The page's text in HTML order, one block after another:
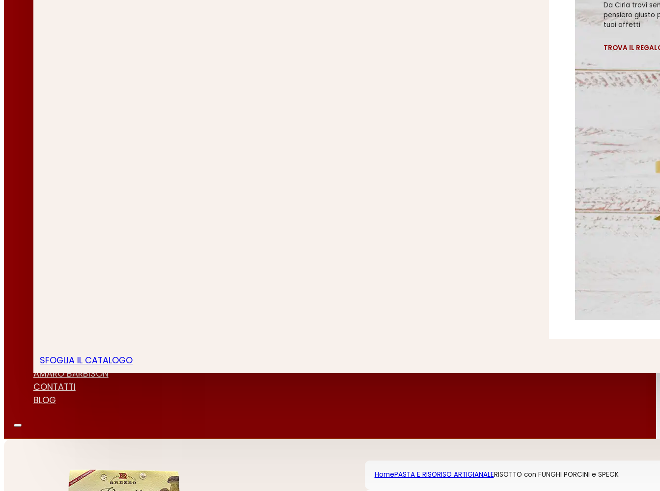
Da Cirla trovi
pensiero giusto
tuoi affetti
TROVA IL
SFOGLIA IL CATALOGO
CHI SIAMO
AMARO BARBISON
CONTATTI
BLOG
HomePASTA E RISORISO ARTIGIANALERISOTTO con FUNGHI PORCINI e SPECK